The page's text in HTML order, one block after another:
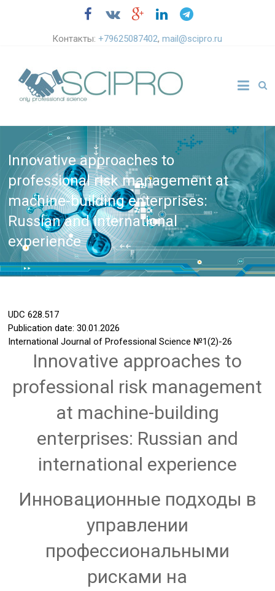
Контакты:+79625087402,mail@scipro.ru
Innovative approaches to
professional risk management at
machine-building enterprises:
Russian and international
experience
UDC628.517
Publication date: 30.01.2026
International Journal of Professional Science №1(2)-26
Innovative approaches to
professional risk management
at machine-building
enterprises: Russian and
international experience
Инновационные подходы в
управлении
профессиональными
рисками на